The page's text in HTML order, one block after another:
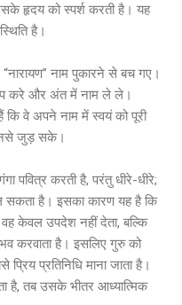
हृदय को स्पर्श करती है। यह
है।
नाम पुकारने से बच गए।
करे और अंत में नाम ले ले।
कि वे अपने नाम में स्वयं को पूरी
जुड़ सके।
पवित्र करती है, परंतु धीरे-धीरे;
सकता है। इसका कारण यह है कि
केवल उपदेश नहीं देता, बल्कि
करवाता है। इसलिए गुरु को
प्रतिनिधि माना जाता है।
है, तब उसके भीतर आध्यात्मिक